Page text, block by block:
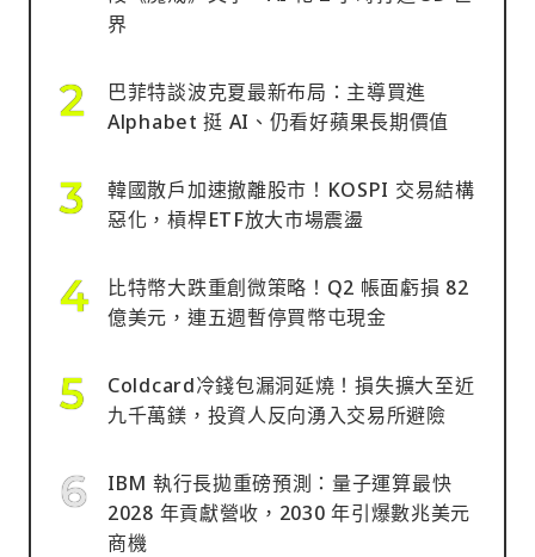
界
巴菲特談波克夏最新布局：主導買進
Alphabet 挺 AI、仍看好蘋果長期價值
韓國散戶加速撤離股市！KOSPI 交易結構
惡化，槓桿ETF放大市場震盪
比特幣大跌重創微策略！Q2 帳面虧損 82
億美元，連五週暫停買幣屯現金
Coldcard冷錢包漏洞延燒！損失擴大至近
九千萬鎂，投資人反向湧入交易所避險
IBM 執行長拋重磅預測：量子運算最快
2028 年貢獻營收，2030 年引爆數兆美元
商機